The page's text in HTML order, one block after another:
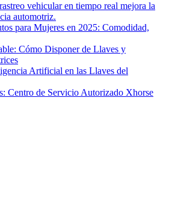
vehicular en tiempo real mejora la
automotriz.
para Mujeres en 2025: Comodidad,
Cómo Disponer de Llaves y
Artificial en las Llaves del
Centro de Servicio Autorizado Xhorse